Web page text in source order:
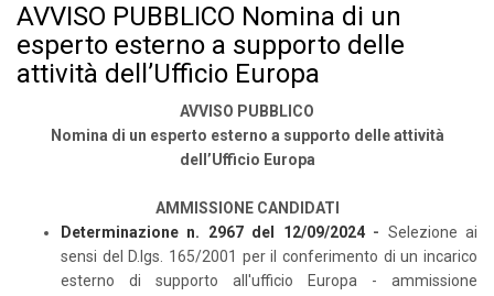
AVVISO PUBBLICO Nomina di un
esperto esterno a supporto delle
attività dell’Ufficio Europa
AVVISO PUBBLICO
Nomina di un esperto esterno a supporto delle attività
dell’Ufficio Europa
AMMISSIONE CANDIDATI
Determinazione n. 2967 del 12/09/2024- Selezione ai
sensi del D.lgs. 165/2001 per il conferimento di un incarico
esterno di supporto all'ufficio Europa - ammissione